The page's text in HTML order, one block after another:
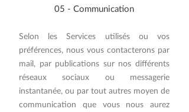
​05 - Communication
Selon les Services utilisés ou vos
préférences, nous vous contacterons par
mail, par publications sur nos différents
réseaux sociaux ou messagerie
instantanée, ou par tout autres moyen de
communication que vous nous aurez